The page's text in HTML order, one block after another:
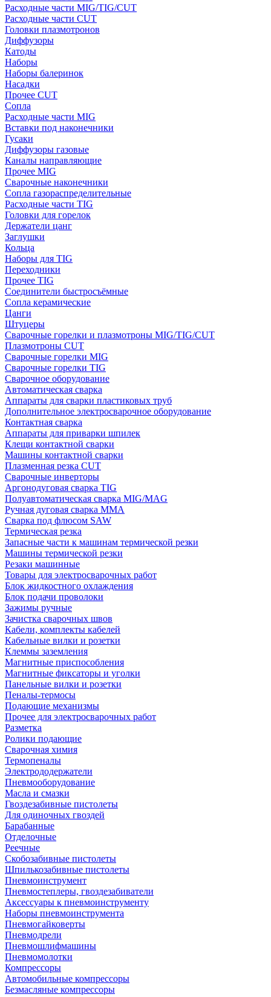
Расходные части MIG/TIG/CUT
Расходные части CUT
Головки плазмотронов
Диффузоры
Катоды
Наборы
Наборы балеринок
Насадки
Прочее CUT
Сопла
Расходные части MIG
Вставки под наконечники
Гусаки
Диффузоры газовые
Каналы направляющие
Прочее MIG
Сварочные наконечники
Сопла газораспределительные
Расходные части TIG
Головки для горелок
Держатели цанг
Заглушки
Кольца
Наборы для TIG
Переходники
Прочее TIG
Соединители быстросъёмные
Сопла керамические
Цанги
Штуцеры
Сварочные горелки и плазмотроны MIG/TIG/CUT
Плазмотроны CUT
Сварочные горелки MIG
Сварочные горелки TIG
Сварочное оборудование
Автоматическая сварка
Аппараты для сварки пластиковых труб
Дополнительное электросварочное оборудование
Контактная сварка
Аппараты для приварки шпилек
Клещи контактной сварки
Машины контактной сварки
Плазменная резка CUT
Сварочные инверторы
Аргонодуговая сварка TIG
Полуавтоматическая сварка MIG/MAG
Ручная дуговая сварка MMA
Сварка под флюсом SAW
Термическая резка
Запасные части к машинам термической резки
Машины термической резки
Резаки машинные
Товары для электросварочных работ
Блок жидкостного охлаждения
Блок подачи проволоки
Зажимы ручные
Зачистка сварочных швов
Кабели, комплекты кабелей
Кабельные вилки и розетки
Клеммы заземления
Магнитные приспособления
Магнитные фиксаторы и уголки
Панельные вилки и розетки
Пеналы-термосы
Подающие механизмы
Прочее для электросварочных работ
Разметка
Ролики подающие
Сварочная химия
Термопеналы
Электрододержатели
Пневмооборудование
Масла и смазки
Гвоздезабивные пистолеты
Для одиночных гвоздей
Барабанные
Отделочные
Реечные
Скобозабивные пистолеты
Шпилькозабивные пистолеты
Пневмоинструмент
Пневмостеплеры, гвоздезабиватели
Аксессуары к пневмоинструменту
Наборы пневмоинструмента
Пневмогайковерты
Пневмодрели
Пневмошлифмашины
Пневмомолотки
Компрессоры
Автомобильные компрессоры
Безмасляные компрессоры